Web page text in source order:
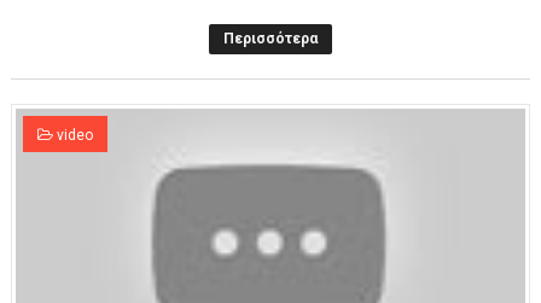
Περισσότερα
video